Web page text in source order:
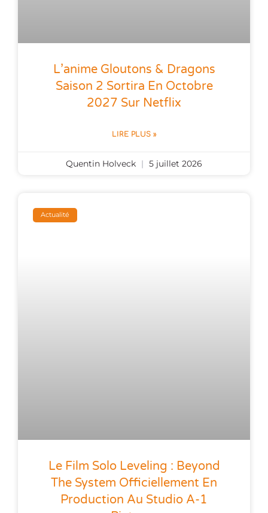
L’anime Gloutons & Dragons
Saison 2 Sortira En Octobre
2027 Sur Netflix
LIRE PLUS »
Quentin Holveck 5 juillet 2026
Actualité
Le Film Solo Leveling : Beyond
The System Officiellement En
Production Au Studio A-1